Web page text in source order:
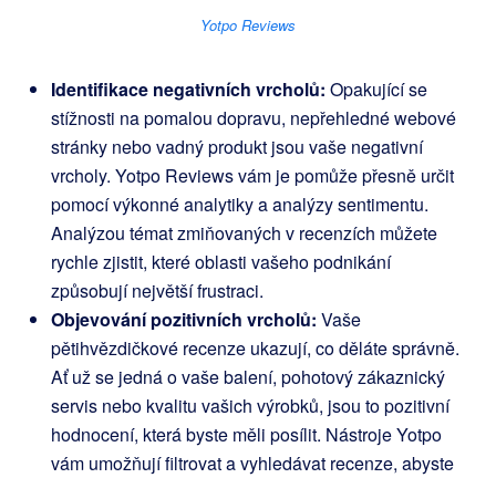
Yotpo Reviews
Identifikace negativních vrcholů: Opakující se
stížnosti na pomalou dopravu, nepřehledné webové
stránky nebo vadný produkt jsou vaše negativní
vrcholy. Yotpo Reviews vám je pomůže přesně určit
pomocí výkonné analytiky a analýzy sentimentu.
Analýzou témat zmiňovaných v recenzích můžete
rychle zjistit, které oblasti vašeho podnikání
způsobují největší frustraci.
Objevování pozitivních vrcholů: Vaše
pětihvězdičkové recenze ukazují, co děláte správně.
Ať už se jedná o vaše balení, pohotový zákaznický
servis nebo kvalitu vašich výrobků, jsou to pozitivní
hodnocení, která byste měli posílit. Nástroje Yotpo
vám umožňují filtrovat a vyhledávat recenze, abyste